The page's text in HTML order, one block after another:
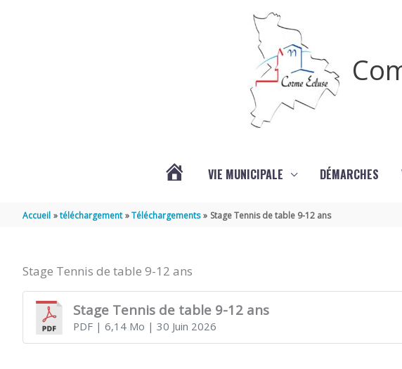
VIE MUNICIPALE DÉMARCHES
Accueil téléchargement Téléchargements Stage Tennis de table 9-12 ans
Stage Tennis de table 9-12 ans
Stage Tennis de table 9-12 ans
PDF| 6,14 Mo | 30 Juin 2026